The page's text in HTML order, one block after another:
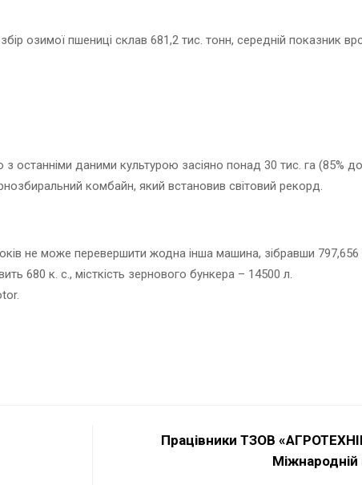
озимої пшениці склав 681,2 тис. тонн, середній показник
з останніми даними культурою засіяно понад 30 тис. га (85%
комбайн, який встановив світовий рекорд.
не може перевершити жодна інша машина, зібравши
680 к. с., місткість зернового бункера – 14500 л.
Працівники ТЗОВ
Міжнародній